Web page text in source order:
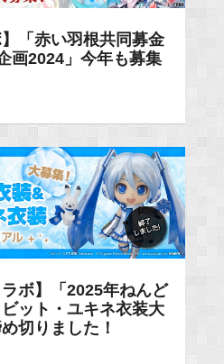
】「赤い羽根共同募金
画2024」今年も募集
ラボ】「2025年ねんど
ット・ユキネ衣装大
切りました！